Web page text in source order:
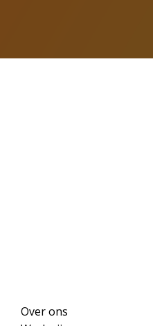
Over ons